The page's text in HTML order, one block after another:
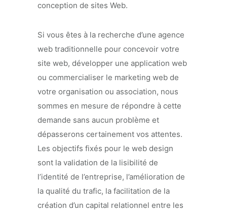
conception de sites Web.
Si vous êtes à la recherche d’une agence
web traditionnelle pour concevoir votre
site web, développer une application web
ou commercialiser le marketing web de
votre organisation ou association, nous
sommes en mesure de répondre à cette
demande sans aucun problème et
dépasserons certainement vos attentes.
Les objectifs fixés pour le web design
sont la validation de la lisibilité de
l’identité de l’entreprise, l’amélioration de
la qualité du trafic, la facilitation de la
création d’un capital relationnel entre les